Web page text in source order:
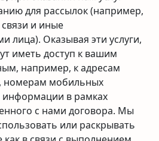
для рассылок (например,
и иные
лица). Оказывая эти услуги,
иметь доступ к вашим
например, к адресам
номерам мобильных
информации в рамках
с нами договора. Мы
или раскрывать